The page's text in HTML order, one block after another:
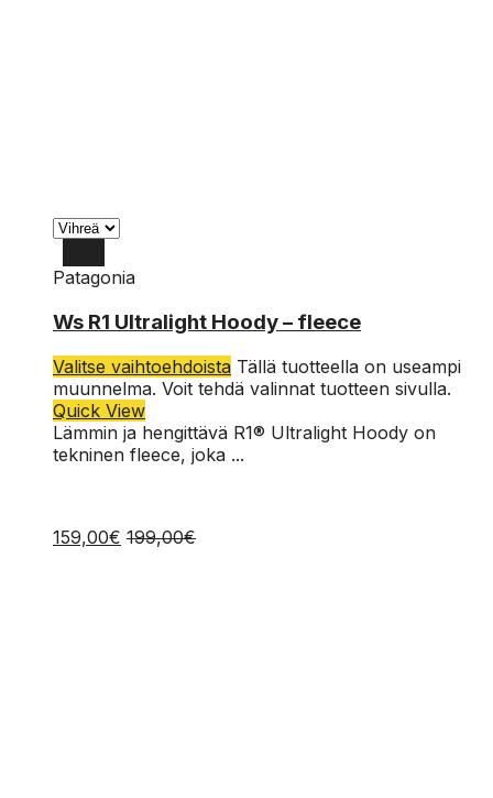
S
Patagonia
Ws R1 Ultralight Hoody – fleece
Valitse vaihtoehdoista Tällä tuotteella on useampi
muunnelma. Voit tehdä valinnat tuotteen sivulla.
Quick View
Lämmin ja hengittävä R1® Ultralight Hoody on
tekninen fleece, joka ...
159,00€ 199,00€